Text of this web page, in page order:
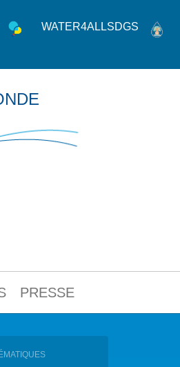
WATER4ALLSDGS
– LE CAIRE 2024
PRESSE